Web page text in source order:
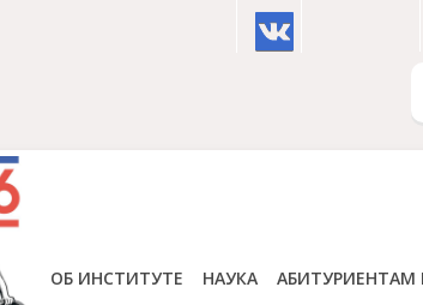
ОБ ИНСТИТУТЕ НАУКА